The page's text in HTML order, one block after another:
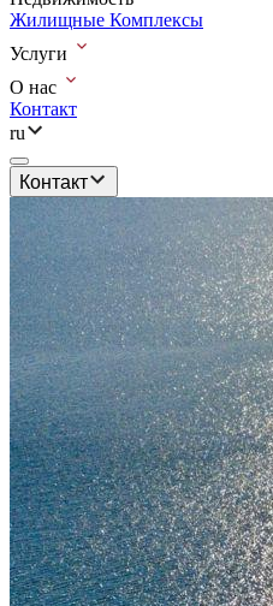
Жилищные Комплексы
Услуги
О нас
Контакт
ru
Контакт